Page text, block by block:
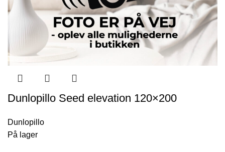
Dunlopillo Seed elevation 120×200
Dunlopillo
På lager